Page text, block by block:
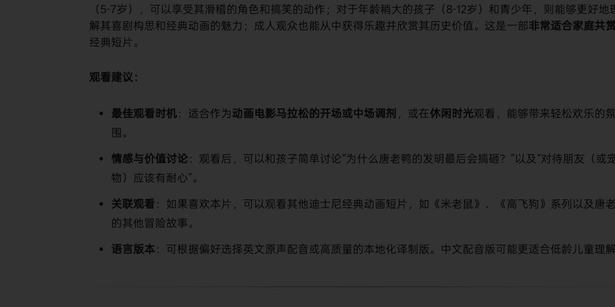
（5-7岁），可以享受其滑稽的角色和搞笑的动作；对于年龄稍大的孩子（8-12岁）和青少年，则能够更好地
解其喜剧构思和经典动画的魅力；成人观众也能从中获得乐趣并欣赏其历史价值。这是一部​​非常适合家庭共赏​
经典短片。
​观看建议：​
​最佳观看时机​​：适合作为​​动画电影马拉松的开场或中场调剂​ ​，或在​​休闲时光​​观看，能够带来轻松欢乐的氛
围。
​情感与价值讨论​：观看后，可以和孩子简单讨论“为什么唐老鸭的发明最后会搞砸？”以及“对待朋友（或
物）应该有耐心”。
​关联观看​ ：如果喜欢本片，可以观看其他迪士尼经典动画短片，如《米老鼠》、《高飞狗》系列以及唐
的其他冒险故事。
​语言版本​：可根据偏好选择英文原声配音或高质量的本地化译制版。中文配音版可能更适合低龄儿童理解